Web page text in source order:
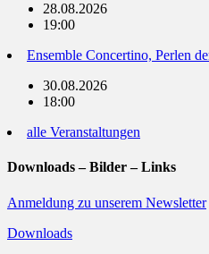
28.08.2026
19:00
Ensemble Concertino, Perlen
30.08.2026
18:00
alle Veranstaltungen
Downloads – Bilder – Links
Anmeldung zu unserem Newsletter
Downloads